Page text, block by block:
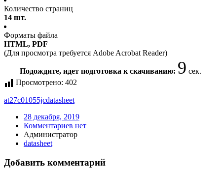
Количество страниц
14 шт.
Форматы файла
HTML, PDF
(Для просмотра требуется Adobe Acrobat Reader)
Подождите, идет подготовка к скачиванию: 9 сек.
Просмотрено: 402
at27c01055jcdatasheet
28 декабря, 2019
Комментариев нет
Администратор
datasheet
Добавить комментарий